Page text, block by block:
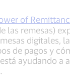
of
las remesas)
digitales,
de pagos y
ayudando a